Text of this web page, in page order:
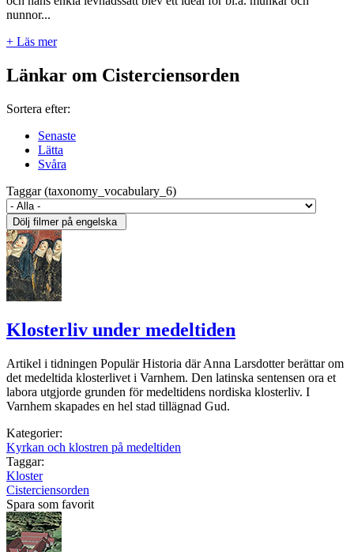
nunnor...
+ Läs mer
Länkar om Cisterciensorden
Sortera efter:
Senaste
Lätta
Svåra
Taggar (taxonomy_vocabulary_6)
Klosterliv under medeltiden
Artikel i tidningen Populär Historia där Anna Larsdotter berättar om
det medeltida klosterlivet i Varnhem. Den latinska sentensen ora et
labora utgjorde grunden för medeltidens nordiska klosterliv. I
Varnhem skapades en hel stad tillägnad Gud.
Kategorier:
Kyrkan och klostren på medeltiden
Taggar:
Kloster
Cisterciensorden
Spara som favorit